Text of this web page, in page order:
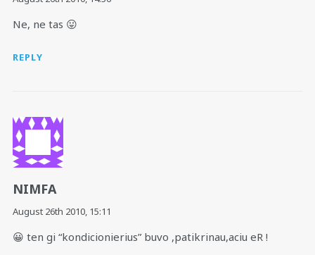
Ne, ne tas 😛
REPLY
NIMFA
August 26th 2010, 15:11
😀 ten gi “kondicionierius” buvo ,patikrinau,aciu eR !